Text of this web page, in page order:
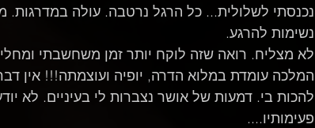
נכנסתי לשלולית... כל הרגל נרטבה. עולה
נשימות להרגע.
לא מצליח. רואה שזה לוקח יותר זמן משחשבתי
המלכה עומדת במלוא הדרה, יופיה ועוצמתה!!! אין
להכות בי. דמעות של אושר נצברות לי בעיניים. לא
פעימותיו....